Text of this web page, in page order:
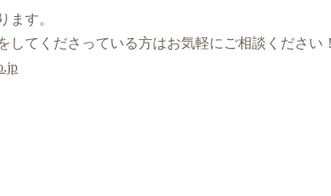
す。
てくださっている方はお気軽にご相談ください！